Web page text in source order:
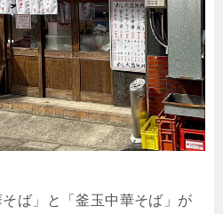
ば」と「釜玉中華そば」が